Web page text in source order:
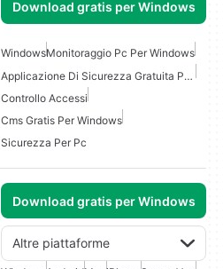
Download gratis per Windows
WindowsMonitoraggio Pc Per Windows
Applicazione Di Sicurezza Gratuita Per Windows
Controllo Accessi
Cms Gratis Per Windows
Sicurezza Per Pc
Download gratis per Windows
Altre piattaforme